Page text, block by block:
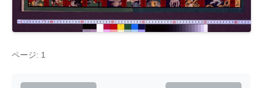
ページ: 1